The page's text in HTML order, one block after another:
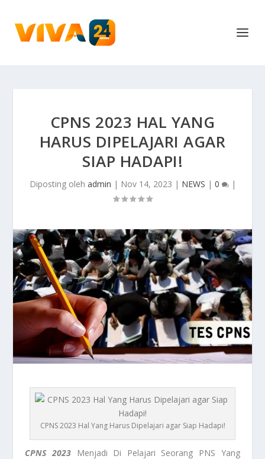
CPNS 2023 HAL YANG
HARUS DIPELAJARI AGAR
SIAP HADAPI!
Diposting oleh admin | Nov 14, 2023 | NEWS | 0 |
CPNS 2023 Hal Yang Harus Dipelajari agar Siap Hadapi!
CPNS 2023 Menjadi Di Pelajari Seorang PNS Yang